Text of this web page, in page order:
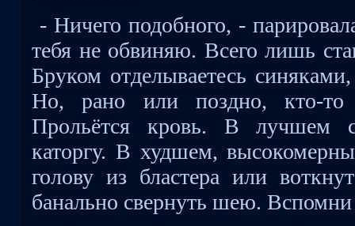
- Ничего подобного, -
тебя не обвиняю. Всего лишь
Бруком отделываетесь
Но, рано или поздно, кто-то
Прольётся кровь. В лучшем
каторгу. В худшем,
голову из бластера или
банально свернуть шею.